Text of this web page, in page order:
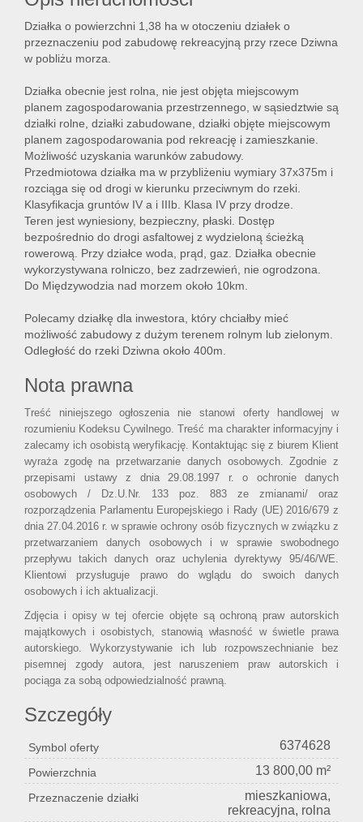
Działka o powierzchni 1,38 ha w otoczeniu działek o
przeznaczeniu pod zabudowę rekreacyjną przy rzece Dziwna
w pobliżu morza.
Działka obecnie jest rolna, nie jest objęta miejscowym
planem zagospodarowania przestrzennego, w sąsiedztwie są
działki rolne, działki zabudowane, działki objęte miejscowym
planem zagospodarowania pod rekreację i zamieszkanie.
Możliwość uzyskania warunków zabudowy.
Przedmiotowa działka ma w przybliżeniu wymiary 37x375m i
rozciąga się od drogi w kierunku przeciwnym do rzeki.
Klasyfikacja gruntów IV a i IIIb. Klasa IV przy drodze.
Teren jest wyniesiony, bezpieczny, płaski. Dostęp
bezpośrednio do drogi asfaltowej z wydzieloną ścieżką
rowerową. Przy działce woda, prąd, gaz. Działka obecnie
wykorzystywana rolniczo, bez zadrzewień, nie ogrodzona.
Do Międzywodzia nad morzem około 10km.
Polecamy działkę dla inwestora, który chciałby mieć
możliwość zabudowy z dużym terenem rolnym lub zielonym.
Odległość do rzeki Dziwna około 400m.
Nota prawna
Treść niniejszego ogłoszenia nie stanowi oferty handlowej w
rozumieniu Kodeksu Cywilnego. Treść ma charakter informacyjny i
zalecamy ich osobistą weryfikację. Kontaktując się z biurem Klient
wyraża zgodę na przetwarzanie danych osobowych. Zgodnie z
przepisami ustawy z dnia 29.08.1997 r. o ochronie danych
osobowych / Dz.U.Nr. 133 poz. 883 ze zmianami/ oraz
rozporządzenia Parlamentu Europejskiego i Rady (UE) 2016/679 z
dnia 27.04.2016 r. w sprawie ochrony osób fizycznych w związku z
przetwarzaniem danych osobowych i w sprawie swobodnego
przepływu takich danych oraz uchylenia dyrektywy 95/46/WE.
Klientowi przysługuje prawo do wglądu do swoich danych
osobowych i ich aktualizacji.
Zdjęcia i opisy w tej ofercie objęte są ochroną praw autorskich
majątkowych i osobistych, stanowią własność w świetle prawa
autorskiego. Wykorzystywanie ich lub rozpowszechnianie bez
pisemnej zgody autora, jest naruszeniem praw autorskich i
pociąga za sobą odpowiedzialność prawną.
Szczegóły
Symbol oferty 6374628
Powierzchnia 13 800,00 m²
Przeznaczenie działki
mieszkaniowa,
rekreacyjna, rolna